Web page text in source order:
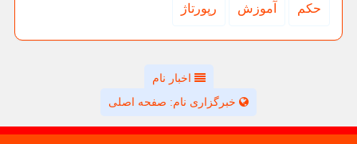
حكم آموزش رپورتاژ
اخبار نام
خبرگزاری نام: صفحه اصلی